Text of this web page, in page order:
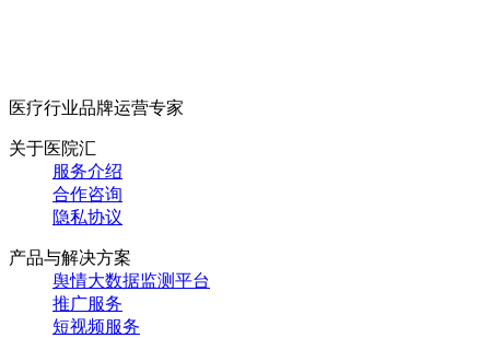
医疗行业品牌运营专家
关于医院汇
服务介绍
合作咨询
隐私协议
产品与解决方案
舆情大数据监测平台
推广服务
短视频服务